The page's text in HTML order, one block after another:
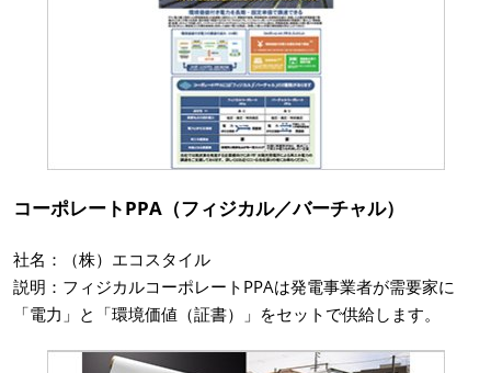
コーポレートPPA（フィジカル／バーチャル）
社名：（株）エコスタイル
説明：フィジカルコーポレートPPAは発電事業者が需要家に
「電力」と「環境価値（証書）」をセットで供給します。